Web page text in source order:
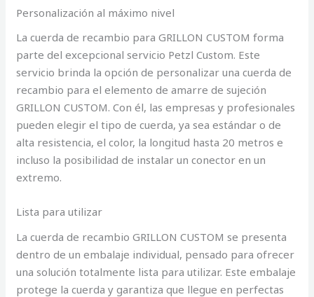
Personalización al máximo nivel
La cuerda de recambio para GRILLON CUSTOM forma
parte del excepcional servicio Petzl Custom. Este
servicio brinda la opción de personalizar una cuerda de
recambio para el elemento de amarre de sujeción
GRILLON CUSTOM. Con él, las empresas y profesionales
pueden elegir el tipo de cuerda, ya sea estándar o de
alta resistencia, el color, la longitud hasta 20 metros e
incluso la posibilidad de instalar un conector en un
extremo.
Lista para utilizar
La cuerda de recambio GRILLON CUSTOM se presenta
dentro de un embalaje individual, pensado para ofrecer
una solución totalmente lista para utilizar. Este embalaje
protege la cuerda y garantiza que llegue en perfectas